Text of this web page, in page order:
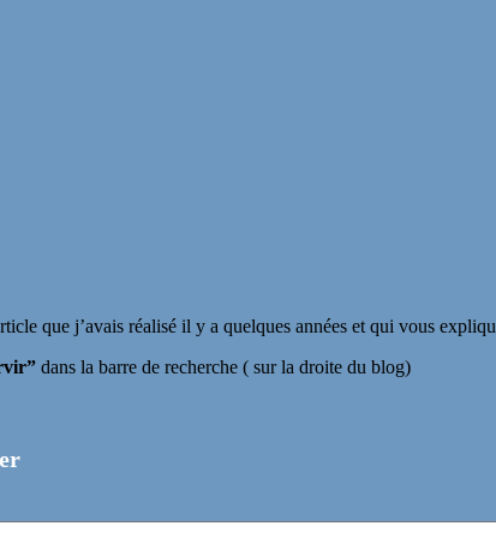
que j’avais réalisé il y a quelques années et qui vous
dans la barre de recherche ( sur la droite du blog)